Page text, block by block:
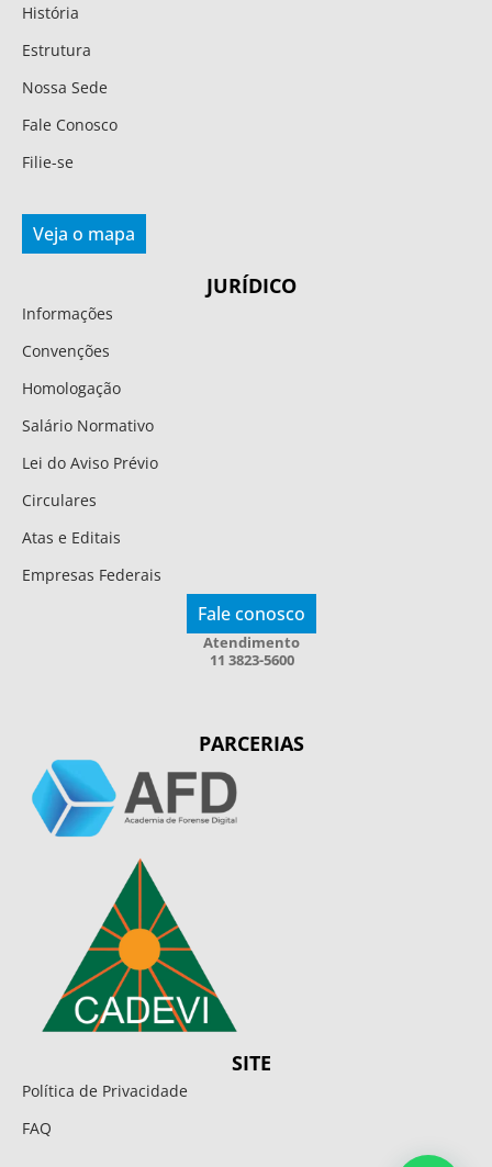
História
Estrutura
Nossa Sede
Fale Conosco
Filie-se
Veja o mapa
JURÍDICO
Informações
Convenções
Homologação
Salário Normativo
Lei do Aviso Prévio
Circulares
Atas e Editais
Empresas Federais
Fale conosco
Atendimento
11 3823-5600
PARCERIAS
SITE
Política de Privacidade
FAQ